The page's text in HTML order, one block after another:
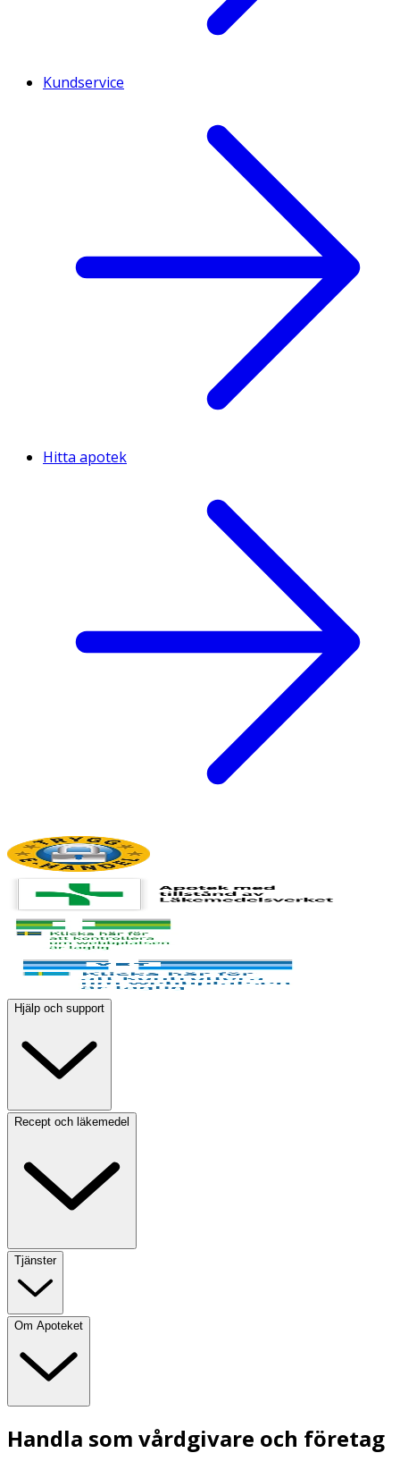
Kundservice
Hitta apotek
Hjälp och support
Recept och läkemedel
Tjänster
Om Apoteket
Handla som vårdgivare och företag